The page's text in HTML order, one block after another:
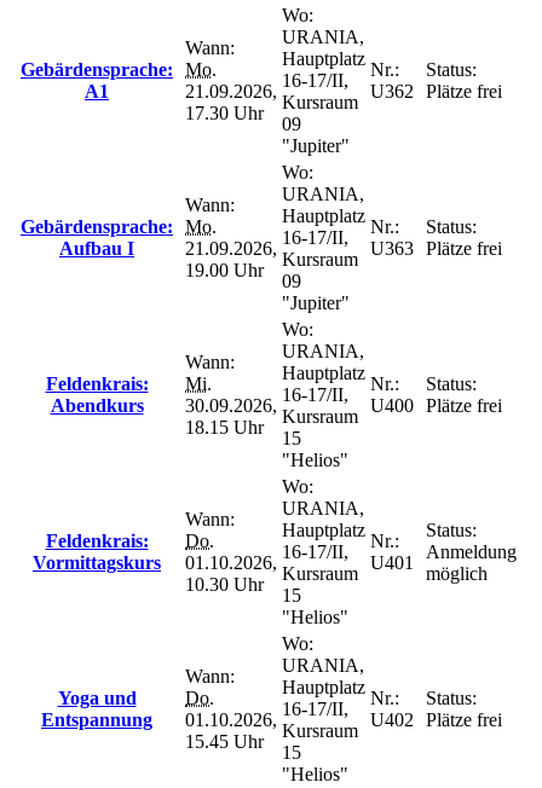
Gebärdensprache:
A1
Wann:
Mo.
21.09.2026,
17.30 Uhr
Wo:
URANIA,
Hauptplatz
16-17/II,
Kursraum
09
"Jupiter"
Nr.:
U362
Status:
Plätze frei
Gebärdensprache:
Aufbau I
Wann:
Mo.
21.09.2026,
19.00 Uhr
Wo:
URANIA,
Hauptplatz
16-17/II,
Kursraum
09
"Jupiter"
Nr.:
U363
Status:
Plätze frei
Feldenkrais:
Abendkurs
Wann:
Mi.
30.09.2026,
18.15 Uhr
Wo:
URANIA,
Hauptplatz
16-17/II,
Kursraum
15
"Helios"
Nr.:
U400
Status:
Plätze frei
Feldenkrais:
Vormittagskurs
Wann:
Do.
01.10.2026,
10.30 Uhr
Wo:
URANIA,
Hauptplatz
16-17/II,
Kursraum
15
"Helios"
Nr.:
U401
Status:
Anmeldung
möglich
Yoga und
Entspannung
Wann:
Do.
01.10.2026,
15.45 Uhr
Wo:
URANIA,
Hauptplatz
16-17/II,
Kursraum
15
"Helios"
Nr.:
U402
Status:
Plätze frei